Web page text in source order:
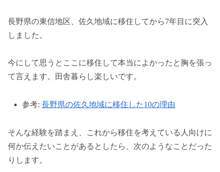
長野県の東信地区、佐久地域に移住してから7年目に突入
しました。
今にして思うとここに移住して本当によかったと胸を張っ
て言えます。田舎暮らし楽しいです。
参考:長野県の佐久地域に移住した10の理由
そんな経験を踏まえ、これから移住を考えている人向けに
何か伝えたいことがあるとしたら、次のようなことだった
りします。